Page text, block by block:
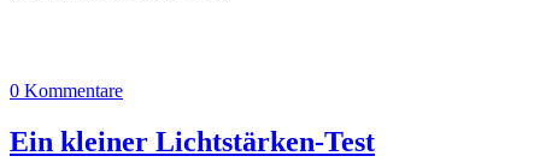
0 Kommentare
Ein kleiner Lichtstärken-Test